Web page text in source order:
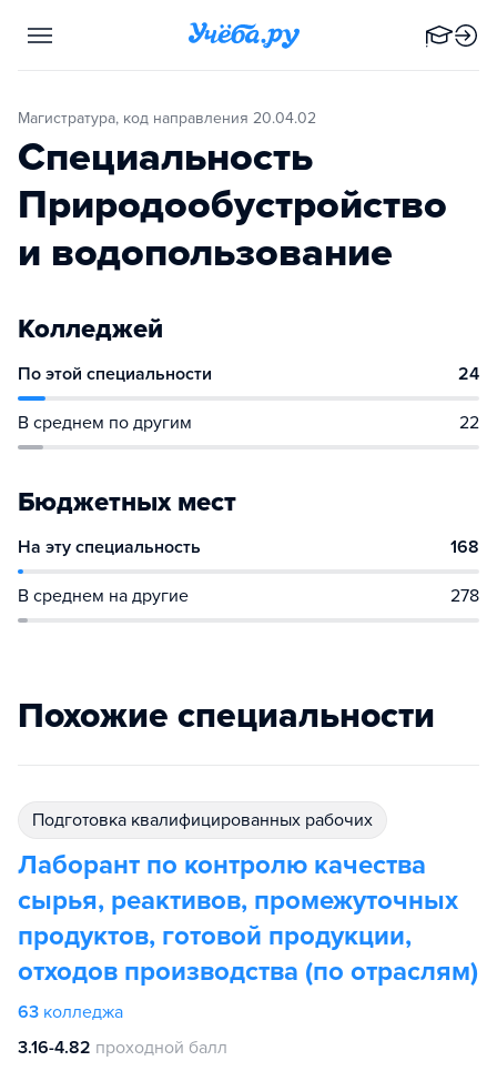
Магистратура, код направления 20.04.02
Специальность
Природообустройство
и водопользование
Колледжей
По этой специальности 24
В среднем по другим 22
Бюджетных мест
На эту специальность 168
В среднем на другие 278
Похожие специальности
подготовка квалифицированных рабочих
Лаборант по контролю качества
сырья, реактивов, промежуточных
продуктов, готовой продукции,
отходов производства (по отраслям)
63 колледжа
3.16-4.82 проходной балл